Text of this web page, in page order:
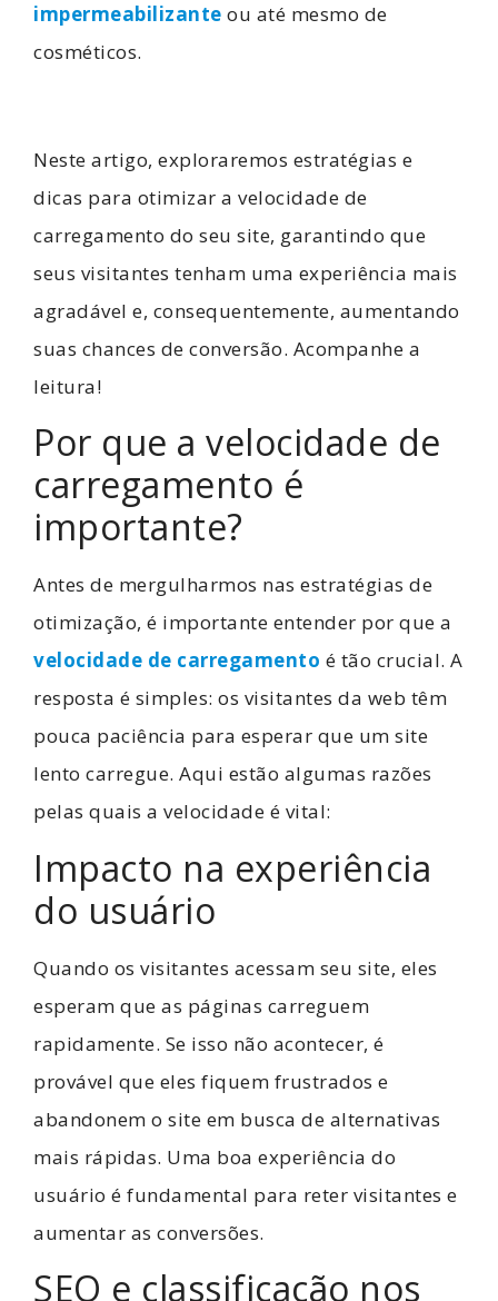
impermeabilizante ou até mesmo de
cosméticos.
Neste artigo, exploraremos estratégias e
dicas para otimizar a velocidade de
carregamento do seu site, garantindo que
seus visitantes tenham uma experiência mais
agradável e, consequentemente, aumentando
suas chances de conversão. Acompanhe a
leitura!
Por que a velocidade de
carregamento é
importante?
Antes de mergulharmos nas estratégias de
otimização, é importante entender por que a
velocidade de carregamento é tão crucial. A
resposta é simples: os visitantes da web têm
pouca paciência para esperar que um site
lento carregue. Aqui estão algumas razões
pelas quais a velocidade é vital:
Impacto na experiência
do usuário
Quando os visitantes acessam seu site, eles
esperam que as páginas carreguem
rapidamente. Se isso não acontecer, é
provável que eles fiquem frustrados e
abandonem o site em busca de alternativas
mais rápidas. Uma boa experiência do
usuário é fundamental para reter visitantes e
aumentar as conversões.
SEO e classificação nos